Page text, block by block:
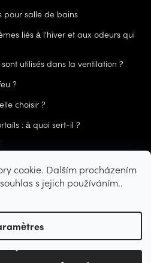
cookie. Dalším procházením
s jejich používáním..
pour salle de bains
liés à l'hiver et aux odeurs qui
utilisés dans la ventilation ?
?
choisir ?
: à quoi sert-il ?
par Shoptet
. Tous droits réservés.